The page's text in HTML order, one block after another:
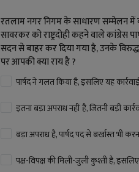
रतलाम नगर निगम के साधारण सम्मेलन में
सावरकर को राष्ट्रदोही कहने वाले कांग्रेस
सदन से बाहर कर दिया गया है, उनके
पर आपकी क्या राय है ?
पार्षद ने गलत किया है, इसलिए यह
इतना बड़ा अपराध नहीं है, जितनी बड़ी
बड़ा अपराध है, पार्षद पद से बर्खास्त भी
पक्ष-विपक्ष की मिली-जुली कुश्ती है,